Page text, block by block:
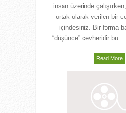
insan üzerinde
ortak olarak verilen bir
içindesiniz. Bir forma
“düşünce” cevheridir
Read More